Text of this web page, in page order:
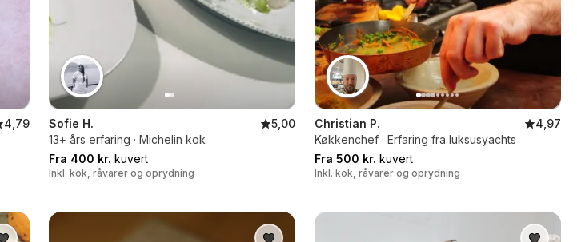
4,79
Sofie H.
5,00
13+ års erfaring · Michelin kok
Fra 400 kr. kuvert
Inkl. kok, råvarer og oprydning
Christian P.
4,97
Køkkenchef · Erfaring fra luksusyachts
Fra 500 kr. kuvert
Inkl. kok, råvarer og oprydning